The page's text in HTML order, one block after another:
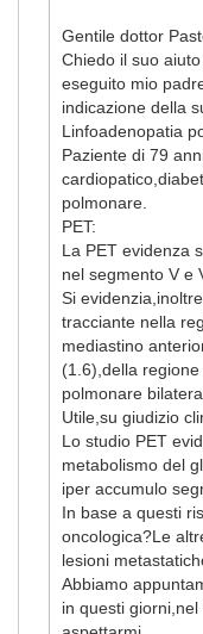
Gentile dottor
Chiedo il suo
eseguito mio
indicazione della
Linfoadenopatia
Paziente di 79
polmonare.
PET:
La PET evidenza
nel segmento V e
Si
tracciante nella
mediastino
(1.6),della
polmonare
Utile,su giudizio
Lo studio PET
metabolismo del
iper accumulo
In base a questi
oncologica?Le
lesioni
Abbiamo
in questi